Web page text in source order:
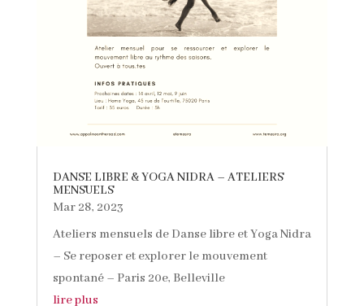
DANSE LIBRE & YOGA NIDRA – ATELIERS
MENSUELS
Mar 28, 2023
Ateliers mensuels de Danse libre et Yoga Nidra
– Se reposer et explorer le mouvement
spontané – Paris 20e, Belleville
lire plus